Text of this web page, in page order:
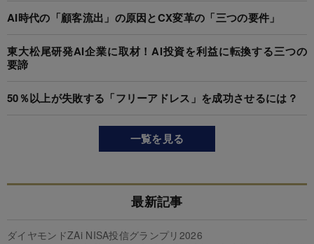
AI時代の「顧客流出」の原因とCX変革の「三つの要件」
東大松尾研発AI企業に取材！AI投資を利益に転換する三つの
要諦
50％以上が失敗する「フリーアドレス」を成功させるには？
一覧を見る
最新記事
ダイヤモンドZAi NISA投信グランプリ2026